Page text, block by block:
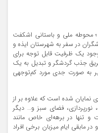
؛ محوطه ملی و باستانی اشکفت
در سفر به شهرستان ایذه و
یک‌ ظرفیت قابل توجه برای
جذب گردشگر و تبدیل به یک
به صورت جدی مورد کم‌توجهی
شده است که علاوه بر از
فضای سبز و… دیگر
و تنها در برهه‌ای خاص مانند
مابقی ایام میزبان برخی افراد